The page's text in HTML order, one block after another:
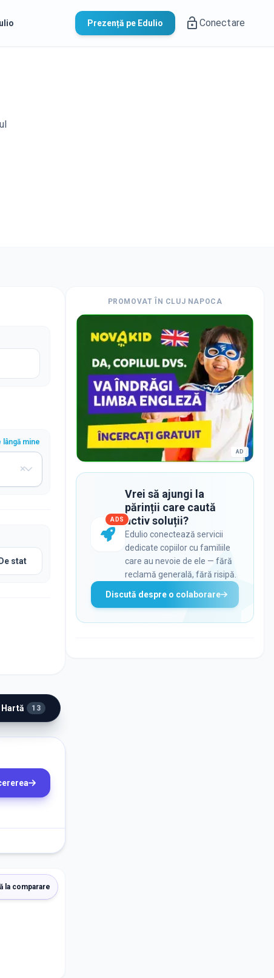
Prezență pe Edulio Conectare
lângă mine
De stat
13
la comparare
PROMOVAT ÎN CLUJ NAPOCA
AD
ADS
Vrei să ajungi la
părinții care caută
activ soluții?
Edulio conectează servicii
dedicate copiilor cu familiile
care au nevoie de ele — fără
reclamă generală, fără risipă.
Discută despre o colaborare